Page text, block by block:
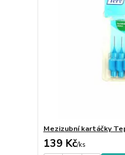
Mezizubní kartáčky
139 Kč/ks